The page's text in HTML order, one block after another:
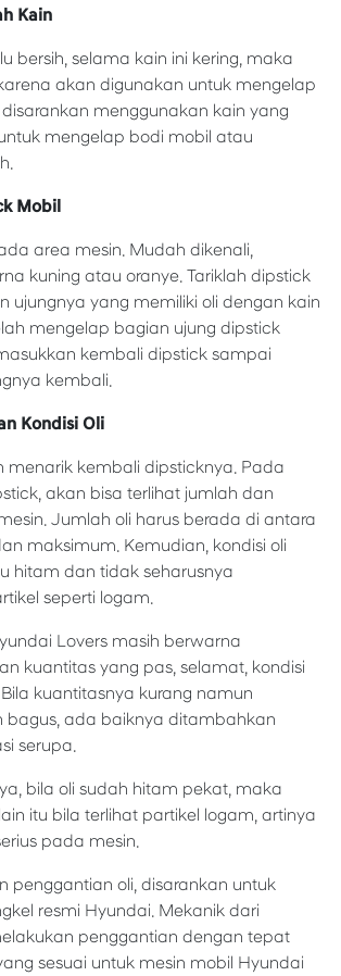
Kain
bersih, selama kain ini kering, maka
akan digunakan untuk mengelap
menggunakan kain yang
mengelap bodi mobil atau
Mobil
area mesin. Mudah dikenali,
kuning atau oranye. Tariklah dipstick
ujungnya yang memiliki oli dengan kain
mengelap bagian ujung dipstick
kembali dipstick sampai
kembali.
Kondisi Oli
menarik kembali dipsticknya. Pada
akan bisa terlihat jumlah dan
Jumlah oli harus berada di antara
maksimum. Kemudian, kondisi oli
hitam dan tidak seharusnya
seperti logam.
Lovers masih berwarna
kuantitas yang pas, selamat, kondisi
kuantitasnya kurang namun
bagus, ada baiknya ditambahkan
serupa.
bila oli sudah hitam pekat, maka
itu bila terlihat partikel logam, artinya
pada mesin.
penggantian oli, disarankan untuk
resmi Hyundai. Mekanik dari
penggantian dengan tepat
sesuai untuk mesin mobil Hyundai